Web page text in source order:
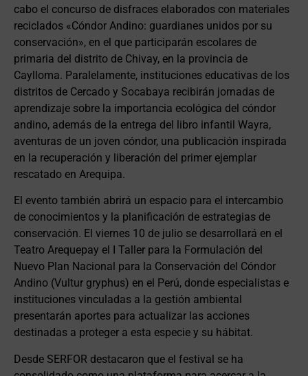
cabo el concurso de disfraces elaborados con materiales
reciclados «Cóndor Andino: guardianes unidos por su
conservación», en el que participarán escolares de
primaria del distrito de Chivay, en la provincia de
Caylloma. Paralelamente, instituciones educativas de los
distritos de Cercado y Socabaya recibirán jornadas de
aprendizaje sobre la importancia ecológica del cóndor
andino, además de la entrega del libro infantil Wayra,
aventuras de un joven cóndor, una publicación inspirada
en la recuperación y liberación del primer ejemplar
rescatado en Arequipa.
El evento también abrirá un espacio para el intercambio
de conocimientos y la planificación de estrategias de
conservación. El viernes 10 de julio se desarrollará en el
Teatro Arequepay el I Taller para la Formulación del
Nuevo Plan Nacional para la Conservación del Cóndor
Andino (Vultur gryphus) en el Perú, donde especialistas e
instituciones vinculadas a la gestión ambiental
presentarán aportes para actualizar las acciones
destinadas a proteger a esta especie y su hábitat.
Desde SERFOR destacaron que el festival se ha